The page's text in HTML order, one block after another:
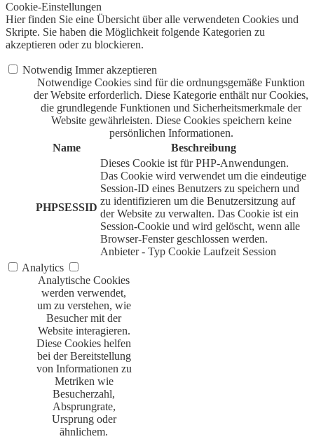
Cookie-Einstellungen
Hier finden Sie eine Übersicht über alle verwendeten Cookies und
Skripte. Sie haben die Möglichkeit folgende Kategorien zu
akzeptieren oder zu blockieren.
Notwendig Immer akzeptieren
Notwendige Cookies sind für die ordnungsgemäße Funktion
der Website erforderlich. Diese Kategorie enthält nur Cookies,
die grundlegende Funktionen und Sicherheitsmerkmale der
Website gewährleisten. Diese Cookies speichern keine
persönlichen Informationen.
Name
Beschreibung
PHPSESSID
Dieses Cookie ist für PHP-Anwendungen.
Das Cookie wird verwendet um die eindeutige
Session-ID eines Benutzers zu speichern und
zu identifizieren um die Benutzersitzung auf
der Website zu verwalten. Das Cookie ist ein
Session-Cookie und wird gelöscht, wenn alle
Browser-Fenster geschlossen werden.
Anbieter - Typ Cookie Laufzeit Session
Analytics
Analytische Cookies
werden verwendet,
um zu verstehen, wie
Besucher mit der
Website interagieren.
Diese Cookies helfen
bei der Bereitstellung
von Informationen zu
Metriken wie
Besucherzahl,
Absprungrate,
Ursprung oder
ähnlichem.